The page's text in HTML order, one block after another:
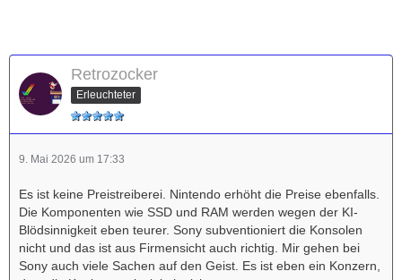
Retrozocker
Erleuchteter
9. Mai 2026 um 17:33
Es ist keine Preistreiberei. Nintendo erhöht die Preise ebenfalls.
Die Komponenten wie SSD und RAM werden wegen der KI-
Blödsinnigkeit eben teurer. Sony subventioniert die Konsolen
nicht und das ist aus Firmensicht auch richtig. Mir gehen bei
Sony auch viele Sachen auf den Geist. Es ist eben ein Konzern,